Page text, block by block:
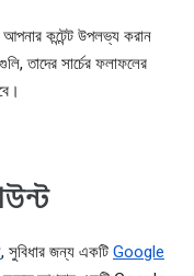
কন্টেন্ট উপলভ্য করান
তাদের সার্চের ফলাফলের
, সুবিধার জন্য একটি Google